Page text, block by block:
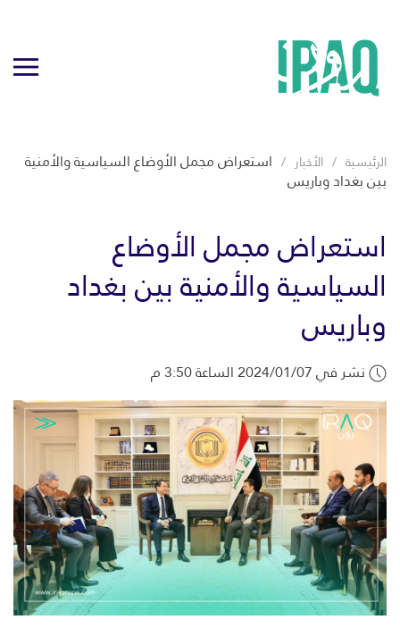
الرئيسية الأخبار استعراض مجمل الأوضاع السياسية والأمنية
بين بغداد وباريس
استعراض مجمل الأوضاع
السياسية والأمنية بين بغداد
وباريس
نشر في 2024/01/07 الساعة 3:50 م